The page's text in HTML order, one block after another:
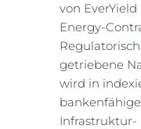
von EverYield
Energy-
Regulatorisch
getriebene
wird in
bankenfähige
Infrastruktur-